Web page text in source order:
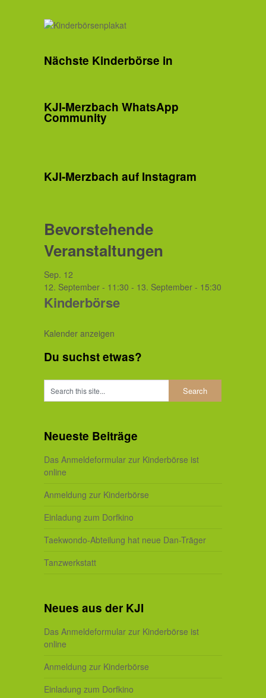
Nächste Kinderbörse in
KJI-Merzbach WhatsApp
Community
KJI-Merzbach auf Instagram
Bevorstehende
Veranstaltungen
Sep. 12
12. September - 11:30 - 13. September - 15:30
Kinderbörse
Kalender anzeigen
Du suchst etwas?
Neueste Beiträge
Das Anmeldeformular zur Kinderbörse ist
online
Anmeldung zur Kinderbörse
Einladung zum Dorfkino
Taekwondo-Abteilung hat neue Dan-Träger
Tanzwerkstatt
Neues aus der KJI
Das Anmeldeformular zur Kinderbörse ist
online
Anmeldung zur Kinderbörse
Einladung zum Dorfkino